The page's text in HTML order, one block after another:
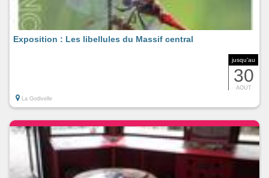
jusqu'au
30
AOUT
Exposition : Les libellules du Massif central
La Godivelle